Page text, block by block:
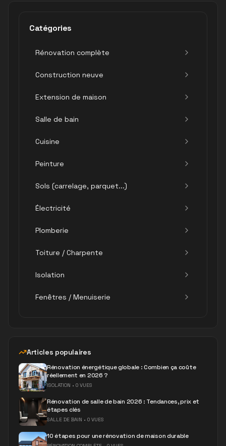
Catégories
Rénovation complète
Construction neuve
Extension de maison
Salle de bain
Cuisine
Peinture
Sols (carrelage, parquet...)
Électricité
Plomberie
Toiture / Charpente
Isolation
Fenêtres / Menuiserie
Articles populaires
Rénovation énergétique globale : Combien ça coûte
réellement en 2026 ?
ISOLATION • 0 VUES
Rénovation de salle de bain 2026 : Tendances, prix et
étapes clés
SALLE DE BAIN • 0 VUES
10 étapes pour une rénovation de maison durable